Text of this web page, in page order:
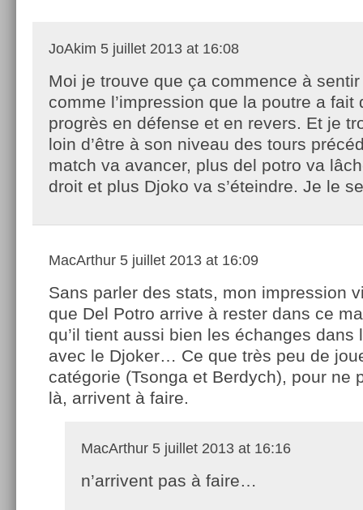
JoAkim 5 juillet 2013 at 16:08
Moi je trouve que ça commence à sentir
comme l’impression que la poutre a fait
progrès en défense et en revers. Et je
loin d’être à son niveau des tours
match va avancer, plus del potro va
droit et plus Djoko va s’éteindre. Je le
MacArthur 5 juillet 2013 at 16:09
Sans parler des stats, mon impression
que Del Potro arrive à rester dans ce
qu’il tient aussi bien les échanges dans
avec le Djoker… Ce que très peu de
catégorie (Tsonga et Berdych), pour ne
là, arrivent à faire.
MacArthur 5 juillet 2013 at 16:16
n’arrivent pas à faire…